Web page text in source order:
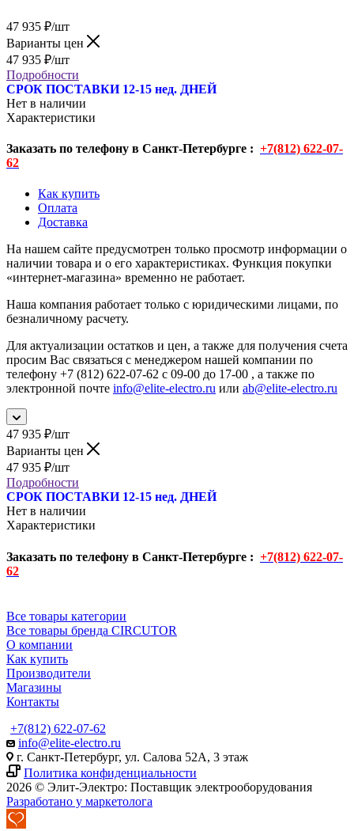
47 935 ₽/шт
Варианты цен
47 935 ₽/шт
Подробности
СРОК ПОСТАВКИ 12-15 нед. ДНЕЙ
Нет в наличии
Характеристики
Заказать по телефону в Санкт-Петербурге : +7(812) 622-07-
62
Как купить
Оплата
Доставка
На нашем сайте предусмотрен только просмотр информации о
наличии товара и о его характеристиках. Функция покупки
«интернет-магазина» временно не работает.
Наша компания работает только с юридическими лицами, по
безналичному расчету.
Для актуализации остатков и цен, а также для получения счета
просим Вас связаться с менеджером нашей компании по
телефону +7 (812) 622-07-62 с 09-00 до 17-00 , а также по
электронной почте info@elite-electro.ru или ab@elite-electro.ru
47 935 ₽/шт
Варианты цен
47 935 ₽/шт
Подробности
СРОК ПОСТАВКИ 12-15 нед. ДНЕЙ
Нет в наличии
Характеристики
Заказать по телефону в Санкт-Петербурге : +7(812) 622-07-
62
Все товары категории
Все товары бренда CIRCUTOR
О компании
Как купить
Производители
Магазины
Контакты
+7(812) 622-07-62
info@elite-electro.ru
г. Санкт-Петербург, ул. Салова 52А, 3 этаж
Политика конфиденциальности
2026 © Элит-Электро: Поставщик электрооборудования
Разработано у маркетолога